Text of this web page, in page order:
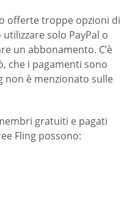
offerte troppe opzioni di
solo PayPal o
un abbonamento. C’è
che i pagamenti sono
non è menzionato sulle
gratuiti e pagati
Fling possono: